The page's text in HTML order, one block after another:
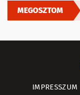
MEGOSZTOM
IMPRESSZUM